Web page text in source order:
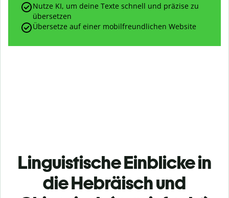
Nutze KI, um deine Texte schnell und präzise zu
übersetzen
Übersetze auf einer mobilfreundlichen Website
Linguistische Einblicke in
die Hebräisch und